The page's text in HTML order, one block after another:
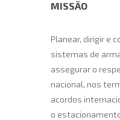
MISSÃO
Planear, dirigir e
sistemas de
assegurar o
nacional, nos
acordos
o